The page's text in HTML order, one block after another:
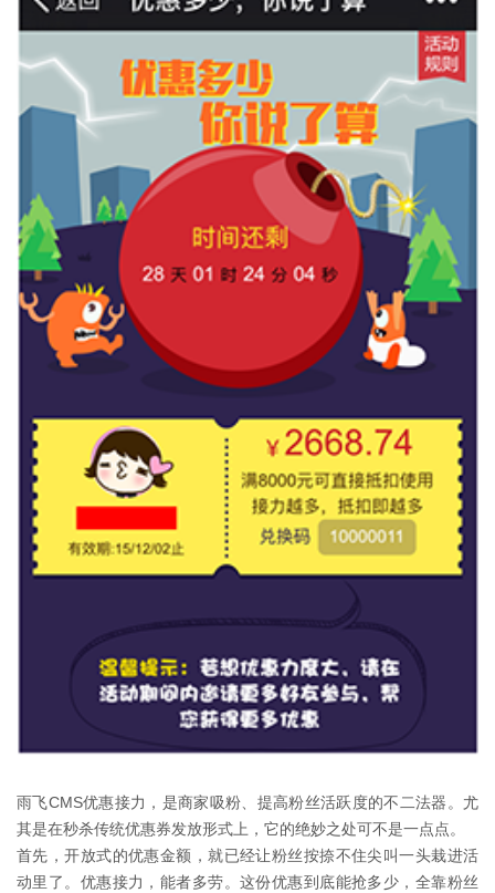
雨飞CMS优惠接力，是商家吸粉、提高粉丝活跃度的不二法器。尤
其是在秒杀传统优惠券发放形式上，它的绝妙之处可不是一点点。
首先，开放式的优惠金额，就已经让粉丝按捺不住尖叫一头栽进活
动里了。优惠接力，能者多劳。这份优惠到底能抢多少，全靠粉丝